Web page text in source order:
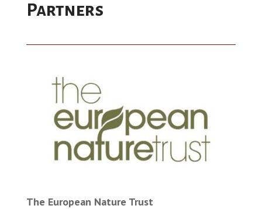
Partners
The European Nature Trust